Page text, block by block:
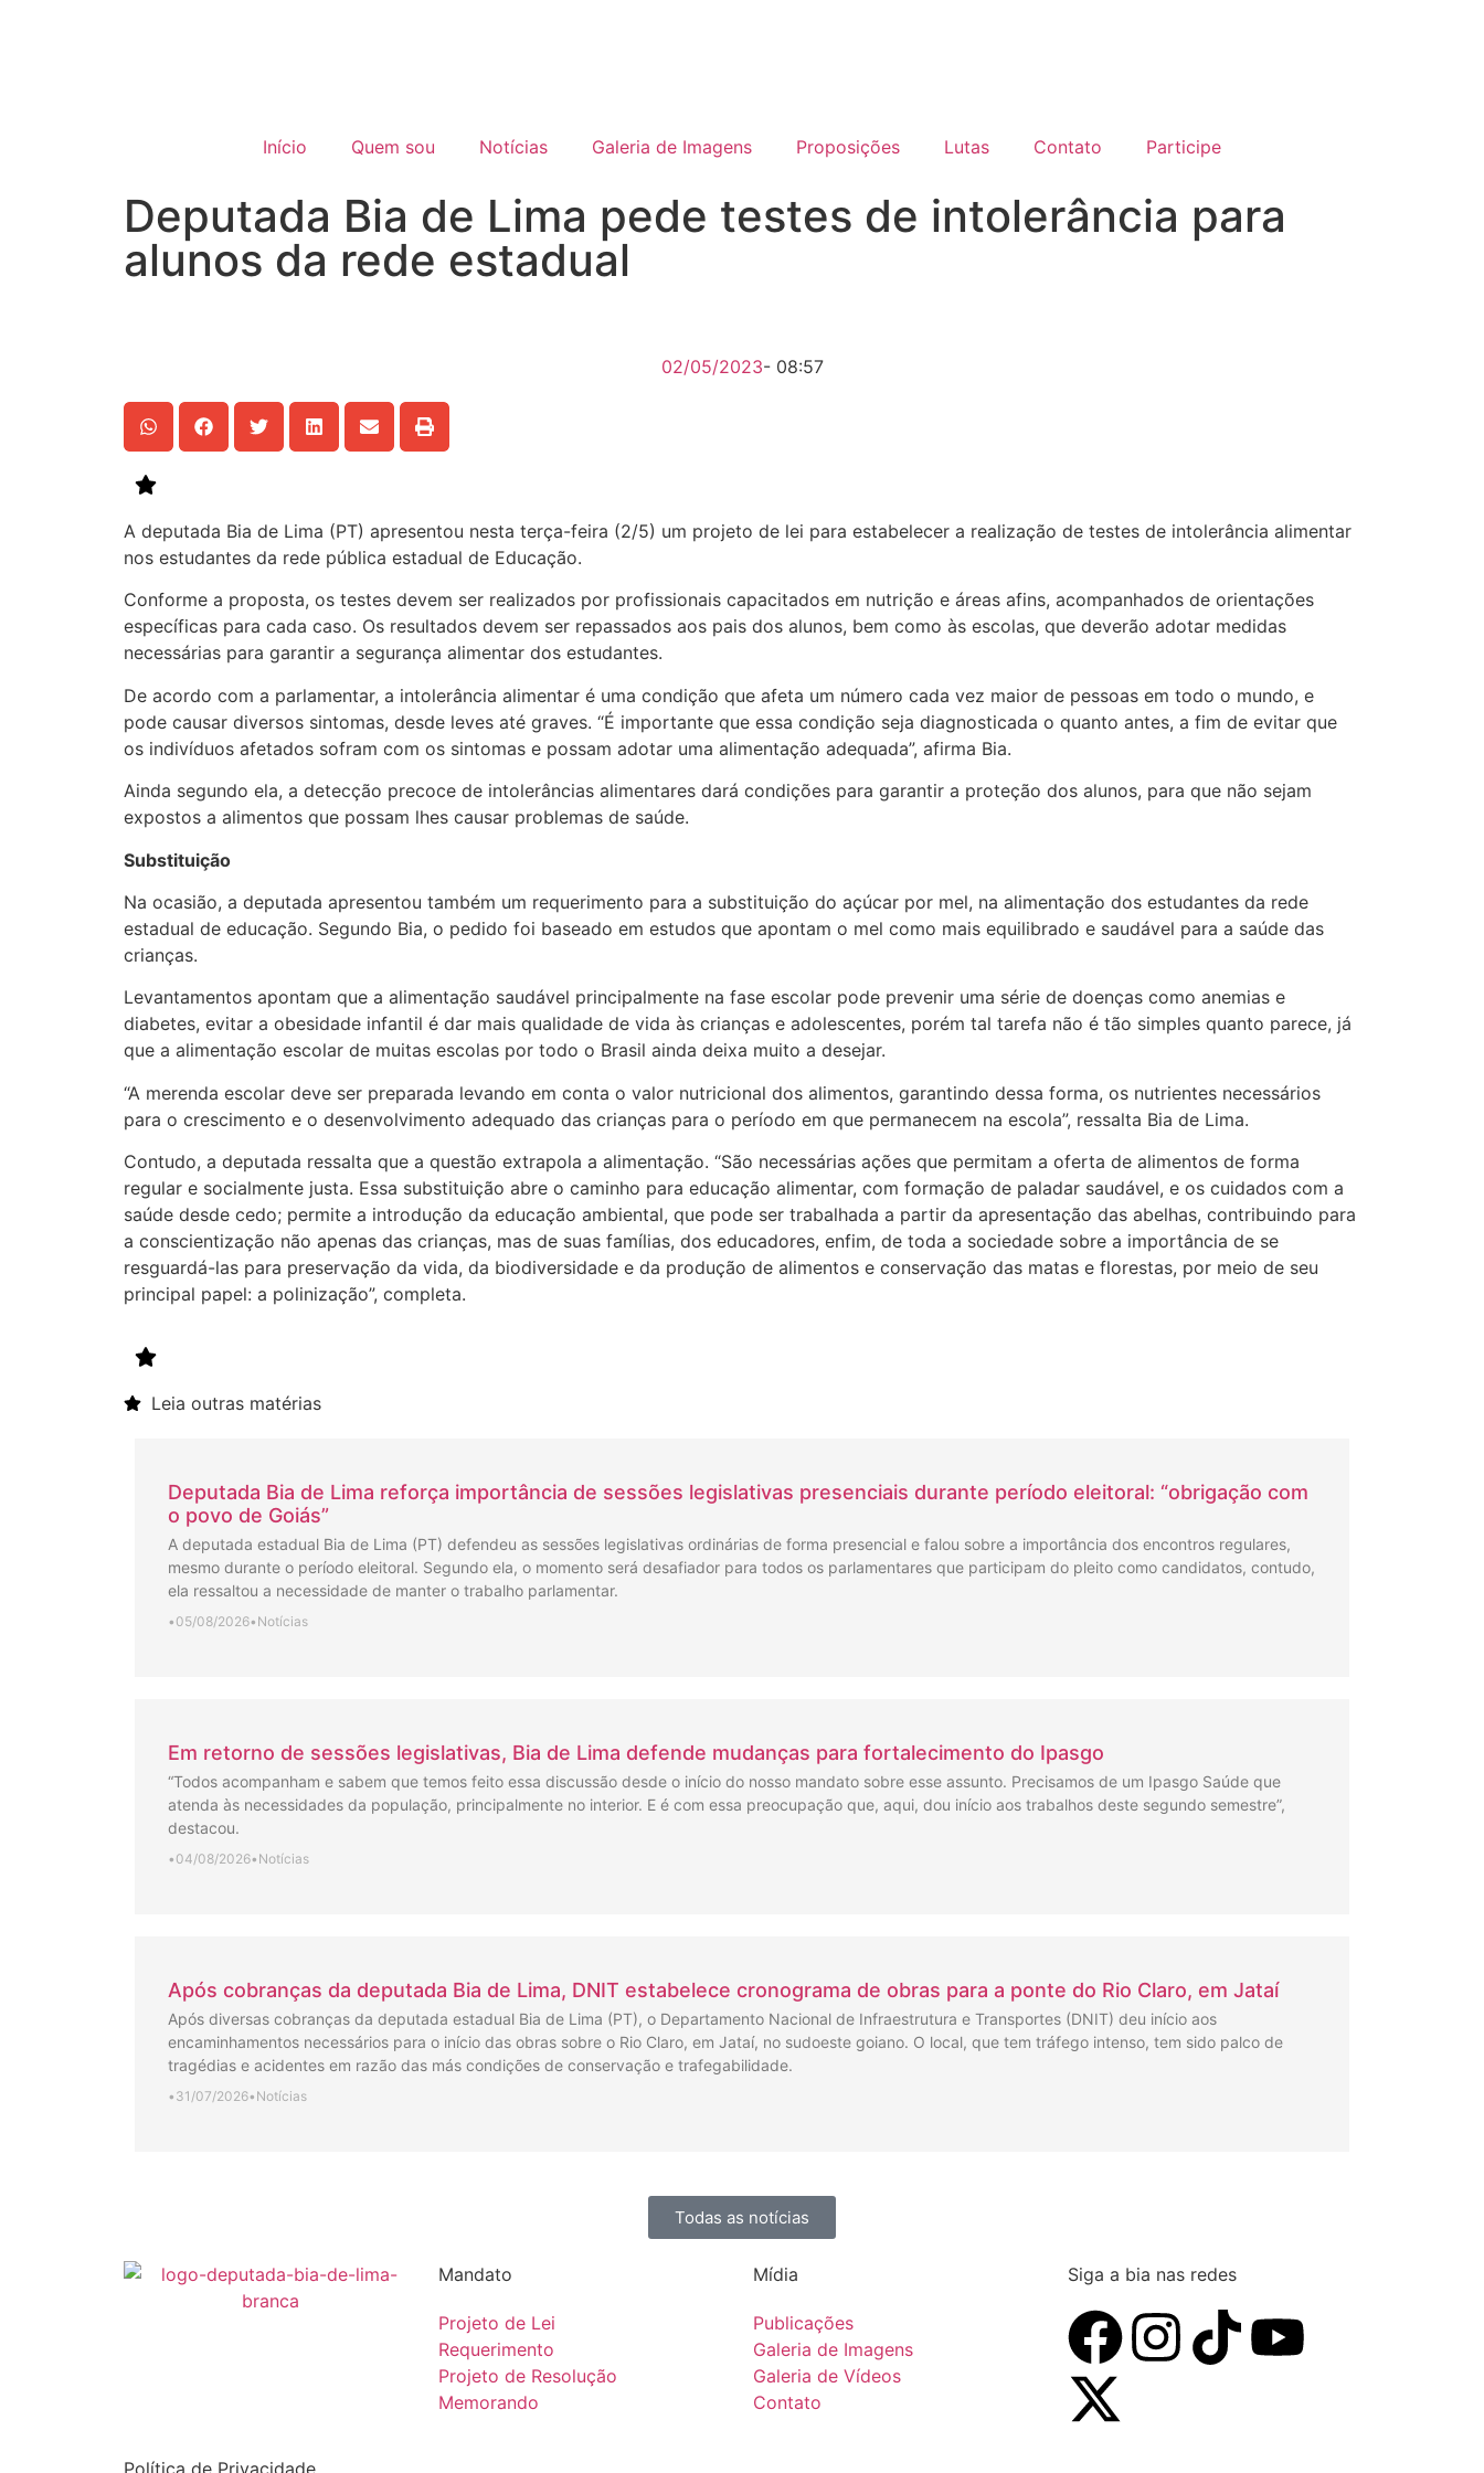
Início Quem sou Notícias Galeria de Imagens Proposições Lutas Contato Participe
Deputada Bia de Lima pede testes de intolerância para
alunos da rede estadual
02/05/2023- 08:57
A deputada Bia de Lima (PT) apresentou nesta terça-feira (2/5) um projeto de lei para estabelecer a realização de testes de intolerância alimentar
nos estudantes da rede pública estadual de Educação.
Conforme a proposta, os testes devem ser realizados por profissionais capacitados em nutrição e áreas afins, acompanhados de orientações
específicas para cada caso. Os resultados devem ser repassados aos pais dos alunos, bem como às escolas, que deverão adotar medidas
necessárias para garantir a segurança alimentar dos estudantes.
De acordo com a parlamentar, a intolerância alimentar é uma condição que afeta um número cada vez maior de pessoas em todo o mundo, e
pode causar diversos sintomas, desde leves até graves. “É importante que essa condição seja diagnosticada o quanto antes, a fim de evitar que
os indivíduos afetados sofram com os sintomas e possam adotar uma alimentação adequada”, afirma Bia.
Ainda segundo ela, a detecção precoce de intolerâncias alimentares dará condições para garantir a proteção dos alunos, para que não sejam
expostos a alimentos que possam lhes causar problemas de saúde.
Substituição
Na ocasião, a deputada apresentou também um requerimento para a substituição do açúcar por mel, na alimentação dos estudantes da rede
estadual de educação. Segundo Bia, o pedido foi baseado em estudos que apontam o mel como mais equilibrado e saudável para a saúde das
crianças.
Levantamentos apontam que a alimentação saudável principalmente na fase escolar pode prevenir uma série de doenças como anemias e
diabetes, evitar a obesidade infantil é dar mais qualidade de vida às crianças e adolescentes, porém tal tarefa não é tão simples quanto parece, já
que a alimentação escolar de muitas escolas por todo o Brasil ainda deixa muito a desejar.
“A merenda escolar deve ser preparada levando em conta o valor nutricional dos alimentos, garantindo dessa forma, os nutrientes necessários
para o crescimento e o desenvolvimento adequado das crianças para o período em que permanecem na escola”, ressalta Bia de Lima.
Contudo, a deputada ressalta que a questão extrapola a alimentação. “São necessárias ações que permitam a oferta de alimentos de forma
regular e socialmente justa. Essa substituição abre o caminho para educação alimentar, com formação de paladar saudável, e os cuidados com a
saúde desde cedo; permite a introdução da educação ambiental, que pode ser trabalhada a partir da apresentação das abelhas, contribuindo para
a conscientização não apenas das crianças, mas de suas famílias, dos educadores, enfim, de toda a sociedade sobre a importância de se
resguardá-las para preservação da vida, da biodiversidade e da produção de alimentos e conservação das matas e florestas, por meio de seu
principal papel: a polinização”, completa.
Leia outras matérias
Deputada Bia de Lima reforça importância de sessões legislativas presenciais durante período eleitoral: “obrigação com
o povo de Goiás”
A deputada estadual Bia de Lima (PT) defendeu as sessões legislativas ordinárias de forma presencial e falou sobre a importância dos encontros regulares,
mesmo durante o período eleitoral. Segundo ela, o momento será desafiador para todos os parlamentares que participam do pleito como candidatos, contudo,
ela ressaltou a necessidade de manter o trabalho parlamentar.
• 05/08/2026• Notícias
Em retorno de sessões legislativas, Bia de Lima defende mudanças para fortalecimento do Ipasgo
“Todos acompanham e sabem que temos feito essa discussão desde o início do nosso mandato sobre esse assunto. Precisamos de um Ipasgo Saúde que
atenda às necessidades da população, principalmente no interior. E é com essa preocupação que, aqui, dou início aos trabalhos deste segundo semestre”,
destacou.
• 04/08/2026• Notícias
Após cobranças da deputada Bia de Lima, DNIT estabelece cronograma de obras para a ponte do Rio Claro, em Jataí
Após diversas cobranças da deputada estadual Bia de Lima (PT), o Departamento Nacional de Infraestrutura e Transportes (DNIT) deu início aos
encaminhamentos necessários para o início das obras sobre o Rio Claro, em Jataí, no sudoeste goiano. O local, que tem tráfego intenso, tem sido palco de
tragédias e acidentes em razão das más condições de conservação e trafegabilidade.
• 31/07/2026• Notícias
Todas as notícias
Mandato
Projeto de Lei
Requerimento
Projeto de Resolução
Memorando
Mídia
Publicações
Galeria de Imagens
Galeria de Vídeos
Contato
Siga a bia nas redes
Política de Privacidade